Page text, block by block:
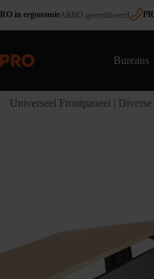
in ergonomieARBO-gecertificeerd
Bureaus
Universeel Frontpaneel |